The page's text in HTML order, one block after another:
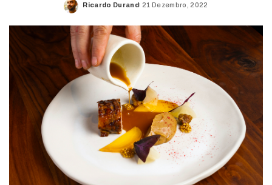
Posted
Ricardo Durand 21 Dezembro, 2022